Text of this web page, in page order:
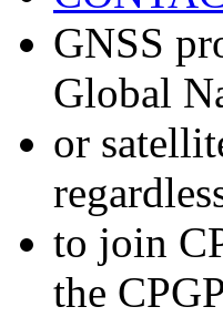
GNSS
Global
or
to join
the